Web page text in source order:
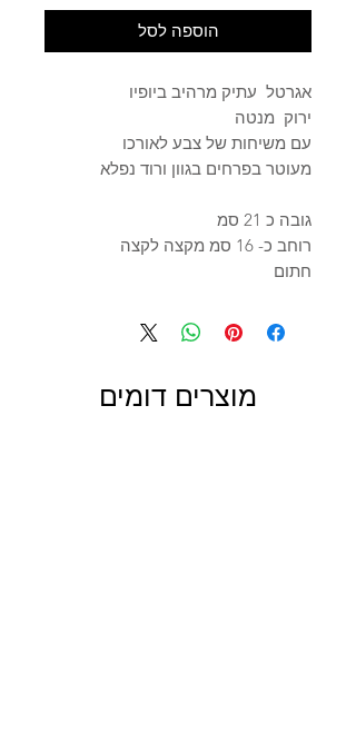
הוספה לסל
אגרטל עתיק מרהיב ביופיו
ירוק מנטה
עם משיחות של צבע לאורכו
מעוטר בפרחים בגוון ורוד נפלא
גובה כ 21 סמ
רוחב כ- 16 סמ מקצה לקצה
חתום
מוצרים דומים